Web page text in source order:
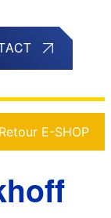
E-SHOP